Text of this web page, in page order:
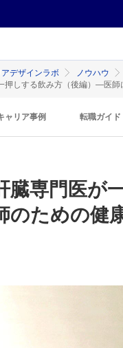
アデザインラボ ノウハウ
押しする飲み方（後編）―医
ャリア事例 転職ガイド
臓専門医が
のための健